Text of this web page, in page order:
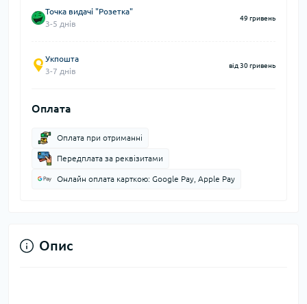
Точка видачі "Розетка"
3-5 днів
49 гривень
Укпошта
3-7 днів
від 30 гривень
Оплата
Оплата при отриманні
Передплата за реквізитами
Онлайн оплата карткою: Google Pay, Apple Pay
Опис